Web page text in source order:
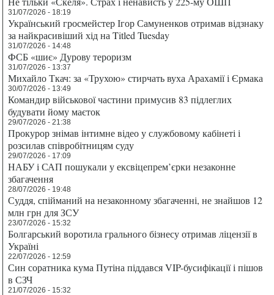
31/07/2026 - 18:19
Український гросмейстер Ігор Самуненков отримав відзнаку
за найкрасивіший хід на Titled Tuesday
31/07/2026 - 14:48
ФСБ «шиє» Дурову тероризм
31/07/2026 - 13:37
Михайло Ткач: за «Трухою» стирчать вуха Арахамії і Єрмака
30/07/2026 - 13:49
Командир військової частини примусив 83 підлеглих
будувати йому маєток
29/07/2026 - 21:38
Прокурор знімав інтимне відео у службовому кабінеті і
розсилав співробітницям суду
29/07/2026 - 17:09
НАБУ і САП пошукали у ексвіцепрем’єрки незаконне
збагачення
28/07/2026 - 19:48
Суддя, спійманий на незаконному збагаченні, не знайшов 12
млн грн для ЗСУ
23/07/2026 - 15:32
Болгарський воротила грального бізнесу отримав ліцензії в
Україні
22/07/2026 - 12:59
Син соратника кума Путіна піддався VIP-бусифікації і пішов
в СЗЧ
21/07/2026 - 15:32